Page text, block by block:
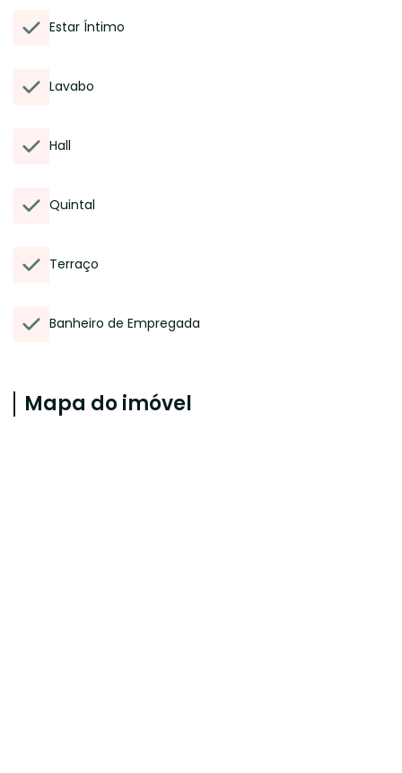
Estar Íntimo
Lavabo
Hall
Quintal
Terraço
Banheiro de Empregada
Mapa do imóvel